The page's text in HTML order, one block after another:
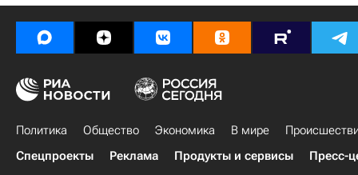
Политика Общество Экономика В мире
Спецпроекты
Реклама Продукты и сервисы Пресс-